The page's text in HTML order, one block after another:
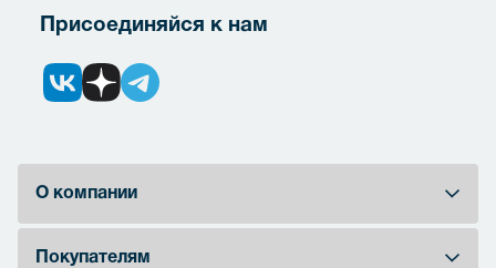
Присоединяйся к нам
О компании
Покупателям